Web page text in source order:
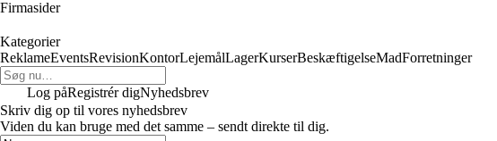
Firmasider
Kategorier
ReklameEventsRevisionKontorLejemålLagerKurserBeskæftigelseMadForretninger
Log påRegistrér digNyhedsbrev
Skriv dig op til vores nyhedsbrev
Viden du kan bruge med det samme – sendt direkte til dig.